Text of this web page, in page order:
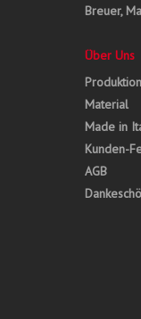
Breuer,
Über Uns
Produktion
Material
Made in
Kunden-
AGB